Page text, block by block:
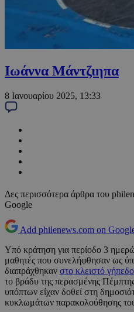
Ιωάννα Μάντζιηπα
8 Ιανουαρίου 2025, 13:33
Δες περισσότερα άρθρα του
Google
Add philenews.com on
Υπό κράτηση για περίοδο 3
μαθητές που συνελήφθησαν ως
διαπράχθηκαν στο κλειστό
το βράδυ της περασμένης
υπόπτων είχαν δοθεί στη
κυκλωμάτων παρακολούθησης